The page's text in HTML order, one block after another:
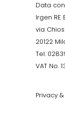
Data
Irgen RE
via
20122
Tel.
VAT No.
Privacy